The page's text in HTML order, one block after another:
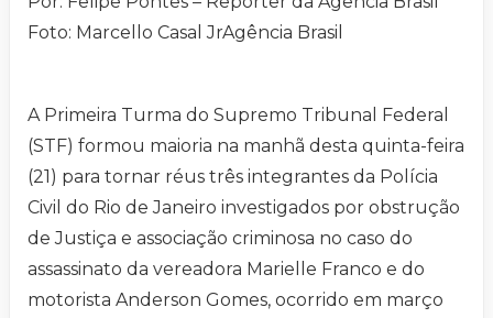
Foto: Marcello Casal JrAgência Brasil
A Primeira Turma do Supremo Tribunal Federal
(STF) formou maioria na manhã desta quinta-feira
(21) para tornar réus três integrantes da Polícia
Civil do Rio de Janeiro investigados por obstrução
de Justiça e associação criminosa no caso do
assassinato da vereadora Marielle Franco e do
motorista Anderson Gomes, ocorrido em março